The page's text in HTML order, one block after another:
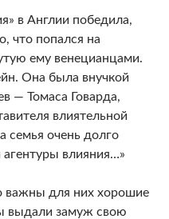
в Англии победила,
что попался на
ему венецианцами.
Она была внучкой
— Томаса Говарда,
влиятельной
семья очень долго
влияния…»
важны для них хорошие
выдали замуж свою